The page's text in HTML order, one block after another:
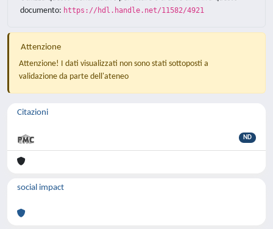
documento: https://hdl.handle.net/11582/4921
Attenzione
Attenzione! I dati visualizzati non sono stati sottoposti a
validazione da parte dell'ateneo
Citazioni
ND
social impact